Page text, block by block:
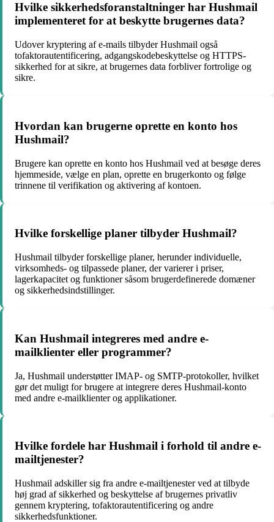
Hvilke sikkerhedsforanstaltninger har Hushmail
implementeret for at beskytte brugernes data?
Udover kryptering af e-mails tilbyder Hushmail også
tofaktorautentificering, adgangskodebeskyttelse og HTTPS-
sikkerhed for at sikre, at brugernes data forbliver fortrolige og
sikre.
Hvordan kan brugerne oprette en konto hos
Hushmail?
Brugere kan oprette en konto hos Hushmail ved at besøge deres
hjemmeside, vælge en plan, oprette en brugerkonto og følge
trinnene til verifikation og aktivering af kontoen.
Hvilke forskellige planer tilbyder Hushmail?
Hushmail tilbyder forskellige planer, herunder individuelle,
virksomheds- og tilpassede planer, der varierer i priser,
lagerkapacitet og funktioner såsom brugerdefinerede domæner
og sikkerhedsindstillinger.
Kan Hushmail integreres med andre e-
mailklienter eller programmer?
Ja, Hushmail understøtter IMAP- og SMTP-protokoller, hvilket
gør det muligt for brugere at integrere deres Hushmail-konto
med andre e-mailklienter og applikationer.
Hvilke fordele har Hushmail i forhold til andre e-
mailtjenester?
Hushmail adskiller sig fra andre e-mailtjenester ved at tilbyde
høj grad af sikkerhed og beskyttelse af brugernes privatliv
gennem kryptering, tofaktorautentificering og andre
sikkerhedsfunktioner.